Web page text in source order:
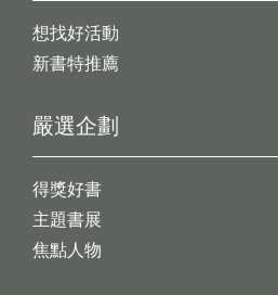
想找好活動
新書特推薦
嚴選企劃
得獎好書
主題書展
焦點人物